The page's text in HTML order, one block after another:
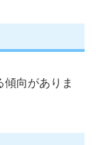
向がありま